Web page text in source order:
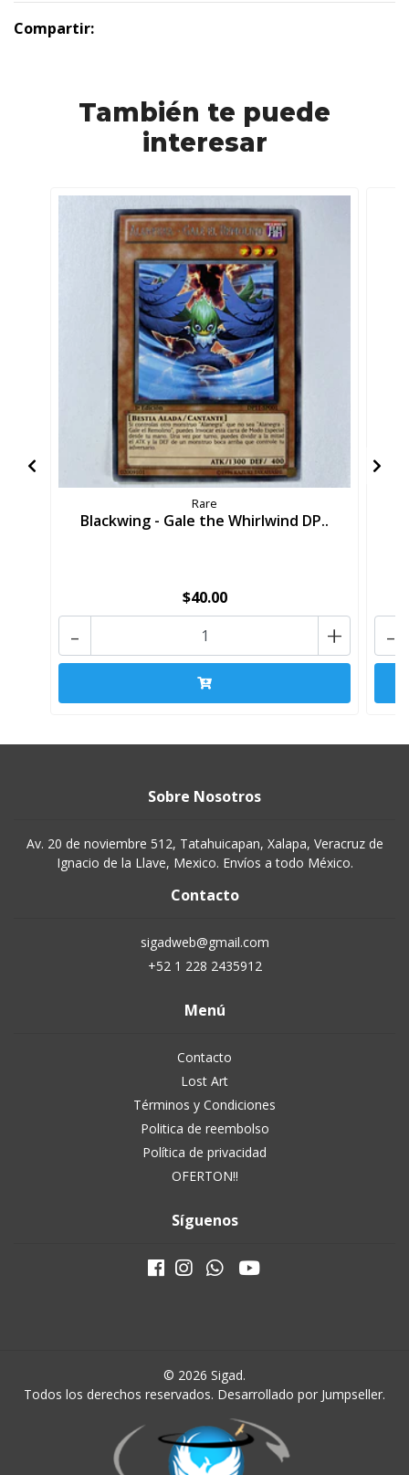
Compartir:
También te puede
interesar
Rare
Blackwing - Gale the Whirlwind DP..
$40.00
+
- -
Sobre Nosotros
Av. 20 de noviembre 512, Tatahuicapan, Xalapa, Veracruz de
Ignacio de la Llave, Mexico. Envíos a todo México.
Contacto
sigadweb@gmail.com
+52 1 228 2435912
Menú
Contacto
Lost Art
Términos y Condiciones
Politica de reembolso
Política de privacidad
OFERTON!!
Síguenos
© 2026 Sigad.
Todos los derechos reservados. Desarrollado por Jumpseller.